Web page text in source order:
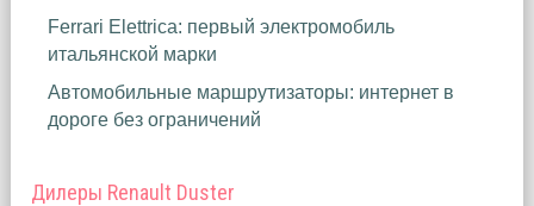
Ferrari Elettrica: первый электромобиль
итальянской марки
Автомобильные маршрутизаторы: интернет в
дороге без ограничений
Дилеры Renault Duster